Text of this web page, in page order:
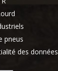
pneus
des données